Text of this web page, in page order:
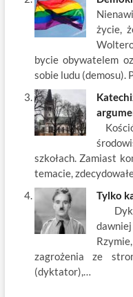
życie,
bycie obywatelem
sobie ludu (demosu).
szkołach. Zamiast
temacie,
Tylko
zagrożenia ze
(dyktator),…